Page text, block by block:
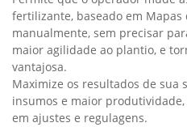
Taxa variável
Permite que o operador mude
fertilizante, baseado em Mapas
manualmente, sem precisar
maior agilidade ao plantio, e
vantajosa.